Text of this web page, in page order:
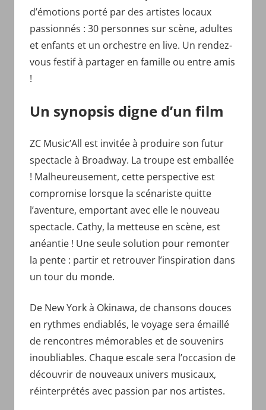
d’émotions porté par des artistes locaux
passionnés : 30 personnes sur scène, adultes
et enfants et un orchestre en live. Un rendez-
vous festif à partager en famille ou entre amis
!
Un synopsis digne d’un film
ZC Music’All est invitée à produire son futur
spectacle à Broadway. La troupe est emballée
! Malheureusement, cette perspective est
compromise lorsque la scénariste quitte
l’aventure, emportant avec elle le nouveau
spectacle. Cathy, la metteuse en scène, est
anéantie ! Une seule solution pour remonter
la pente : partir et retrouver l’inspiration dans
un tour du monde.
De New York à Okinawa, de chansons douces
en rythmes endiablés, le voyage sera émaillé
de rencontres mémorables et de souvenirs
inoubliables. Chaque escale sera l’occasion de
découvrir de nouveaux univers musicaux,
réinterprétés avec passion par nos artistes.